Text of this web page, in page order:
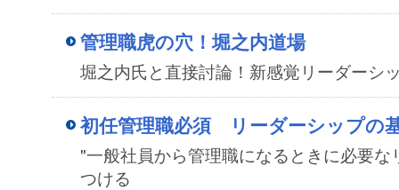
管理職虎の穴！堀之内道場
堀之内氏と直接討論！新感覚リーダーシ
初任管理職必須 リーダーシップの
"一般社員から管理職になるときに必要
つける